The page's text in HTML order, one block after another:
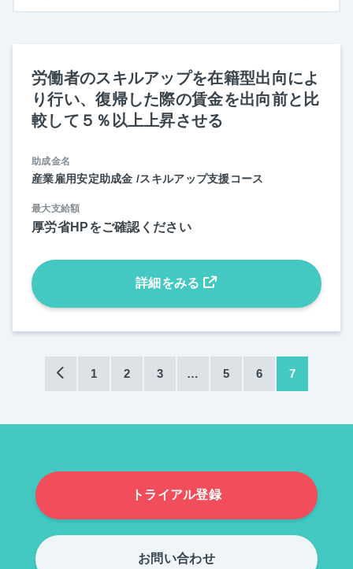
労働者のスキルアップを在籍型出向によ
り行い、復帰した際の賃金を出向前と比
較して５％以上上昇させる
助成金名
産業雇用安定助成金 /スキルアップ支援コース
最大支給額
厚労省HPをご確認ください
詳細をみる
1 2 3 … 5 6 7
トライアル登録
お問い合わせ